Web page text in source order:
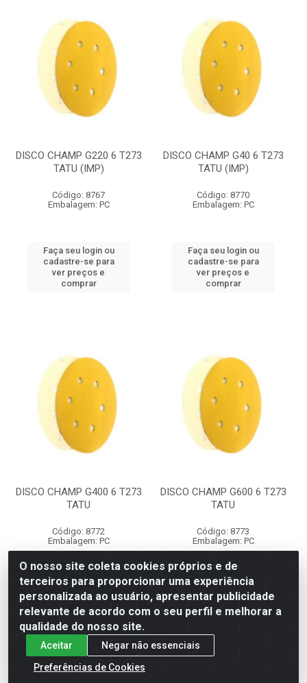
DISCO CHAMP G220 6 T273
TATU (IMP)
Código: 8767
Embalagem: PC
Faça seu login ou
cadastre-se para
ver preços e
comprar
DISCO CHAMP G40 6 T273
TATU (IMP)
Código: 8770
Embalagem: PC
Faça seu login ou
cadastre-se para
ver preços e
comprar
DISCO CHAMP G400 6 T273
TATU
Código: 8772
Embalagem: PC
Faça seu login ou
cadastre-se para
ver preços e
comprar
DISCO CHAMP G600 6 T273
TATU
Código: 8773
Embalagem: PC
Faça seu login ou
cadastre-se para
ver preços e
O nosso site coleta cookies próprios e de
terceiros para proporcionar uma experiência
personalizada ao usuário, apresentar publicidade
relevante de acordo com o seu perfil e melhorar a
qualidade do nosso site.
Aceitar
Negar não essenciais
Preferências de Cookies